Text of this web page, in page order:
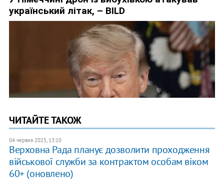
ЧИТАЙТЕ ТАКОЖ
04 червня 2025, 13:10
Верховна Рада планує дозволити проходження
військової служби за контрактом особам віком
60+ (оновлено)